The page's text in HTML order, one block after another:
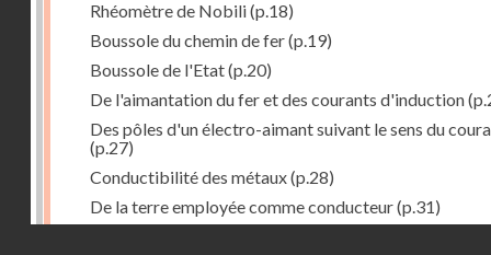
Rhéomètre de Nobili(p.18)
Boussole du chemin de fer(p.19)
Boussole de l'Etat(p.20)
De l'aimantation du fer et des courants d'induction
Des pôles d'un électro-aimant suivant le sens du
(p.27)
Conductibilité des métaux(p.28)
De la terre employée comme conducteur(p.31)